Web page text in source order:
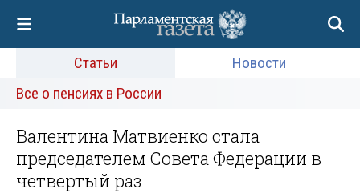
Статьи
Новости
Все о пенсиях в России
Валентина Матвиенко стала
председателем Совета Федерации в
четвертый раз